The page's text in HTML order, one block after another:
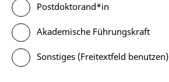
Postdoktorand*in
Akademische Führungskraft
Sonstiges (Freitextfeld benutzen)